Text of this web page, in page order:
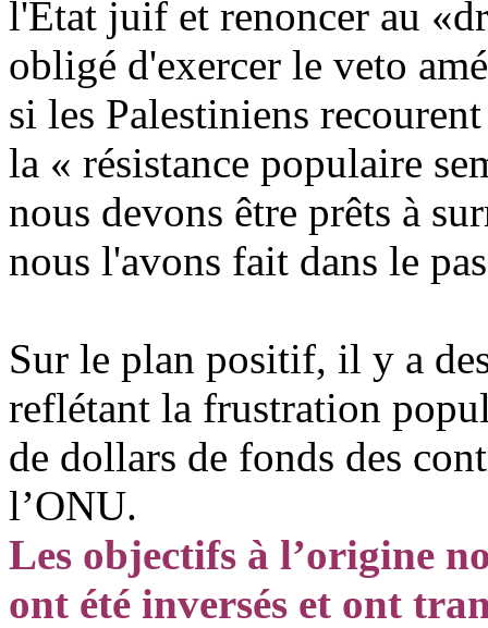
l'Etat juif et renoncer au
obligé d'exercer le veto
si les Palestiniens
la « résistance populaire
nous devons être prêts à
nous l'avons fait dans le
Sur le plan positif, il y a
reflétant la frustration
de dollars de fonds des
l’ONU.
Les objectifs à l’origine
ont été inversés et ont